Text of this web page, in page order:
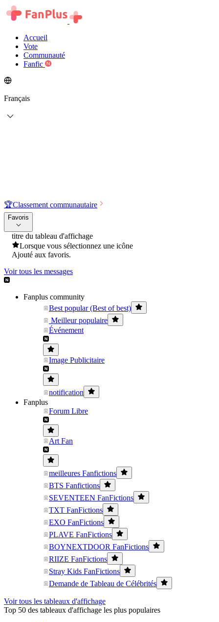
Accueil
Vote
Communauté
Fanfic
Français
🏆Classement communautaire
Favoris
titre du tableau d'affichage
Lorsque vous sélectionnez une icône
Ajouté aux favoris.
Voir tous les messages
Fanplus community
Best popular (Best of best)
Meilleur populaire
Événement
Image Publicitaire
notification
Fanplus
Forum Libre
Art Fan
meilleures Fanfictions
BTS Fanfictions
SEVENTEEN FanFictions
TXT FanFictions
EXO FanFictions
PLAVE FanFictions
BOYNEXTDOOR FanFictions
RIIZE FanFictions
Stray Kids FanFictions
Demande de Tableau de Célébrités
Voir tous les tableaux d'affichage
Top 50 des tableaux d'affichage les plus populaires